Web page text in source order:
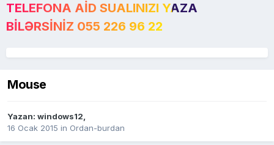
TELEFONA AID SUALINIZI YAZA
BILƏRSINIZ 055 226 96 22
Mouse
Yazan: windows12,
16 Ocak 2015 in Ordan-burdan